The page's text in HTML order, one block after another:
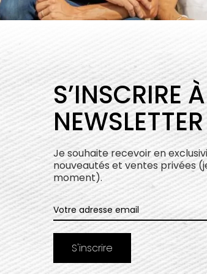
S’INSCRIRE
NEWSLETTER
Je souhaite recevoir en
nouveautés et ventes privées
moment).